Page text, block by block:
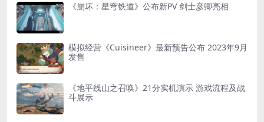
《崩坏：星穹铁道》公布新PV 剑士彦卿亮相
模拟经营《Cuisineer》最新预告公布 2023年9月
发售
《地平线山之召唤》21分实机演示 游戏流程及战
斗展示